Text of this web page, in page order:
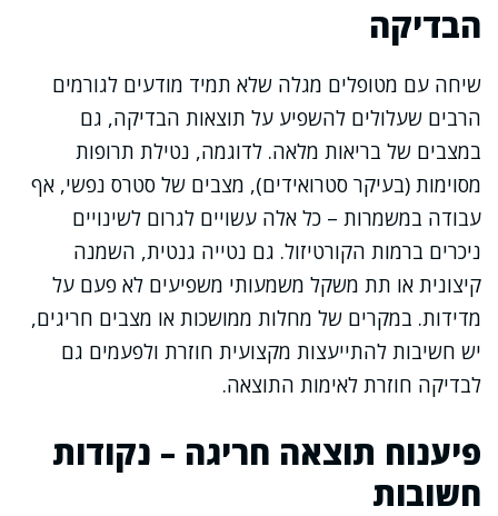
הבדיקה
שיחה עם מטופלים מגלה שלא תמיד מודעים לגורמים
הרבים שעלולים להשפיע על תוצאות הבדיקה, גם
במצבים של בריאות מלאה. לדוגמה, נטילת תרופות
מסוימות (בעיקר סטרואידים), מצבים של סטרס נפשי, אף
עבודה במשמרות – כל אלה עשויים לגרום לשינויים
ניכרים ברמות הקורטיזול. גם נטייה גנטית, השמנה
קיצונית או תת משקל משמעותי משפיעים לא פעם על
מדידות. במקרים של מחלות ממושכות או מצבים חריגים,
יש חשיבות להתייעצות מקצועית חוזרת ולפעמים גם
לבדיקה חוזרת לאימות התוצאה.
פיענוח תוצאה חריגה – נקודות
חשובות